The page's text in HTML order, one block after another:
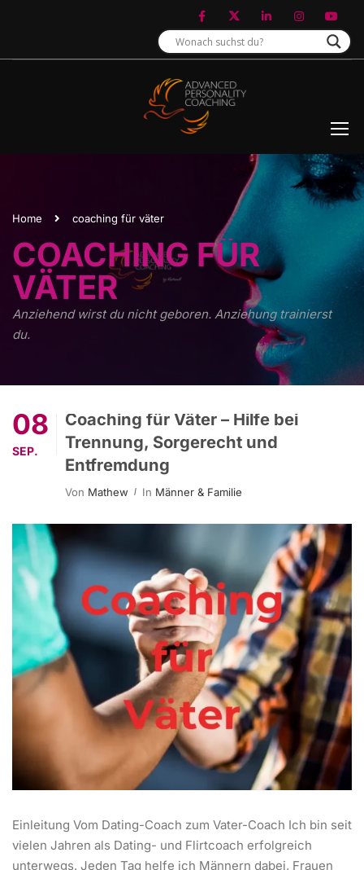
Home coaching für väter
COACHING FÜR
VÄTER
Anziehend wirst du nicht geboren. Anziehung trainierst
du.
08
SEP.
Coaching für Väter – Hilfe bei
Trennung, Sorgerecht und
Entfremdung
Von Mathew In Männer & Familie
Einleitung Vom Dating-Coach zum Vater-Coach Ich bin seit
vielen Jahren als Dating- und Flirtcoach erfolgreich
unterwegs. Jeden Tag helfe ich Männern dabei, Frauen